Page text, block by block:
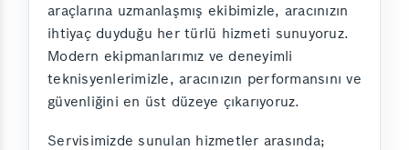
araçlarına uzmanlaşmış ekibimizle, aracınızın
ihtiyaç duyduğu her türlü hizmeti sunuyoruz.
Modern ekipmanlarımız ve deneyimli
teknisyenlerimizle, aracınızın performansını ve
güvenliğini en üst düzeye çıkarıyoruz.
Servisimizde sunulan hizmetler arasında;